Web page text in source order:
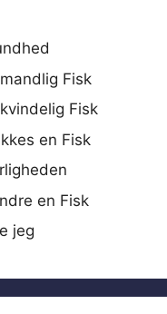
Fisk
Fisk
en Fisk
en Fisk
jeg